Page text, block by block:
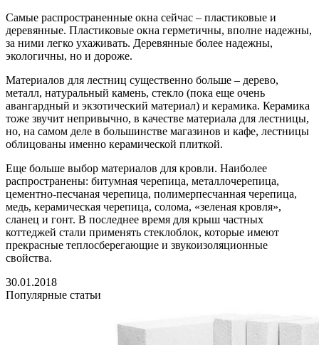
Самые распространенные окна сейчас – пластиковые и
деревянные. Пластиковые окна герметичны, вполне надежны,
за ними легко ухаживать. Деревянные более надежны,
экологичны, но и дороже.
Материалов для лестниц существенно больше – дерево,
металл, натуральный камень, стекло (пока еще очень
авангардный и экзотический материал) и керамика. Керамика
тоже звучит непривычно, в качестве материала для лестницы,
но, на самом деле в большинстве магазинов и кафе, лестницы
облицованы именно керамической плиткой.
Еще больше выбор материалов для кровли. Наиболее
распространены: битумная черепица, металлочерепица,
цементно-песчаная черепица, полимерпесчанная черепица,
медь, керамическая черепица, солома, «зеленая кровля»,
сланец и гонт. В последнее время для крыш частных
коттеджей стали применять стеклоблок, которые имеют
прекрасные теплосберегающие и звукоизоляционные
свойства.
30.01.2018
Популярные статьи